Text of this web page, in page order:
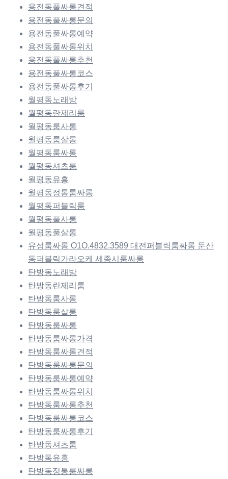
용전동풀싸롱견적
용전동풀싸롱문의
용전동풀싸롱예약
용전동풀싸롱위치
용전동풀싸롱추천
용전동풀싸롱코스
용전동풀싸롱후기
월평동노래방
월평동란제리룸
월평동룸사롱
월평동룸살롱
월평동룸싸롱
월평동셔츠룸
월평동유흥
월평동정통룸싸롱
월평동퍼블릭룸
월평동풀사롱
월평동풀살롱
유성룸싸롱 O1O.4832.3589 대전퍼블릭룸싸롱 둔산
동퍼블릭가라오케 세종시룸싸롱
탄방동노래방
탄방동란제리룸
탄방동룸사롱
탄방동룸살롱
탄방동룸싸롱
탄방동룸싸롱가격
탄방동룸싸롱견적
탄방동룸싸롱문의
탄방동룸싸롱예약
탄방동룸싸롱위치
탄방동룸싸롱추천
탄방동룸싸롱코스
탄방동룸싸롱후기
탄방동셔츠룸
탄방동유흥
탄방동정통룸싸롱